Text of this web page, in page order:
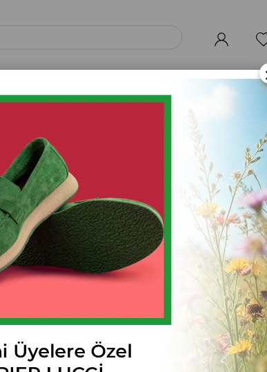
Ayakkabı Topuklu Ayakkabı
AYAKKABI
Stok Kodu (001 4242)
$0.00
Ürün